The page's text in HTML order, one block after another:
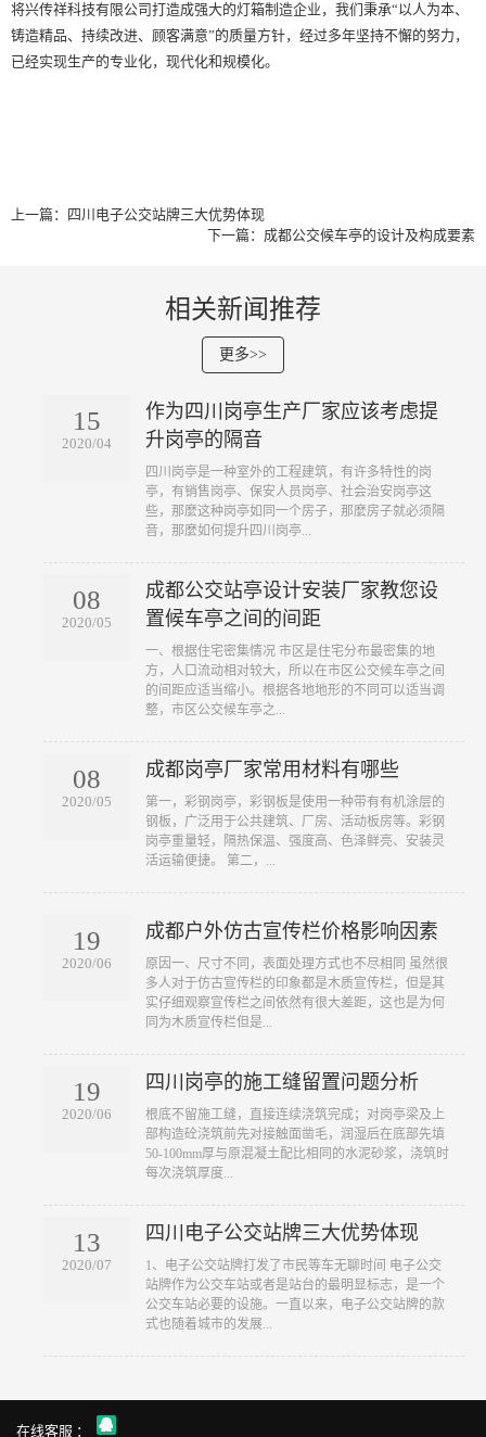
将兴传祥科技有限公司打造成强大的灯箱制造企业，我们秉承“以人为本、
铸造精品、持续改进、顾客满意”的质量方针，经过多年坚持不懈的努力，
已经实现生产的专业化，现代化和规模化。
上一篇：四川电子公交站牌三大优势体现
下一篇：成都公交候车亭的设计及构成要素
相关新闻推荐
更多>>
15
2020/04
作为四川岗亭生产厂家应该考虑提
升岗亭的隔音
四川岗亭是一种室外的工程建筑，有许多特性的岗
亭，有销售岗亭、保安人员岗亭、社会治安岗亭这
些，那麼这种岗亭如同一个房子，那麼房子就必须隔
音，那麼如何提升四川岗亭...
08
2020/05
成都公交站亭设计安装厂家教您设
置候车亭之间的间距
一、根据住宅密集情况 市区是住宅分布最密集的地
方，人口流动相对较大，所以在市区公交候车亭之间
的间距应适当缩小。根据各地地形的不同可以适当调
整，市区公交候车亭之...
08
2020/05
成都岗亭厂家常用材料有哪些
第一，彩钢岗亭，彩钢板是使用一种带有有机涂层的
钢板，广泛用于公共建筑、厂房、活动板房等。彩钢
岗亭重量轻，隔热保温、强度高、色泽鲜亮、安装灵
活运输便捷。 第二，...
19
2020/06
成都户外仿古宣传栏价格影响因素
原因一、尺寸不同，表面处理方式也不尽相同 虽然很
多人对于仿古宣传栏的印象都是木质宣传栏，但是其
实仔细观察宣传栏之间依然有很大差距，这也是为何
同为木质宣传栏但是...
19
2020/06
四川岗亭的施工缝留置问题分析
根底不留施工缝，直接连续浇筑完成；对岗亭梁及上
部构造砼浇筑前先对接触面凿毛，润湿后在底部先填
50-100mm厚与原混凝土配比相同的水泥砂浆，浇筑时
每次浇筑厚度...
13
2020/07
四川电子公交站牌三大优势体现
1、电子公交站牌打发了市民等车无聊时间 电子公交
站牌作为公交车站或者是站台的最明显标志，是一个
公交车站必要的设施。一直以来，电子公交站牌的款
式也随着城市的发展...
在线客服 ：